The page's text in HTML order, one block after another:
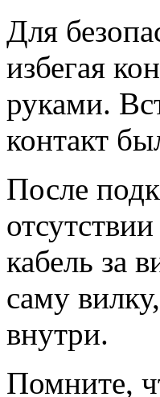
Для
избегая
руками.
контакт
После
кабель за
саму
внутри.
Помните,